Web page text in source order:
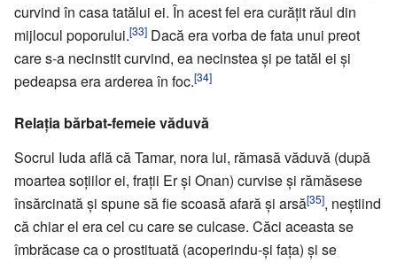
curvind în casa tatălui ei. În acest fel era curățit răul din
mijlocul poporului.[33] Dacă era vorba de fata unui preot
care s-a necinstit curvind, ea necinstea și pe tatăl ei și
pedeapsa era arderea în foc.[34]
Relația bărbat-femeie văduvă
Socrul Iuda află că Tamar, nora lui, rămasă văduvă (după
moartea soțiilor ei, frații Er și Onan) curvise și rămăsese
însărcinată și spune să fie scoasă afară și arsă[35], neștiind
că chiar el era cel cu care se culcase. Căci aceasta se
îmbrăcase ca o prostituată (acoperindu-și fața) și se